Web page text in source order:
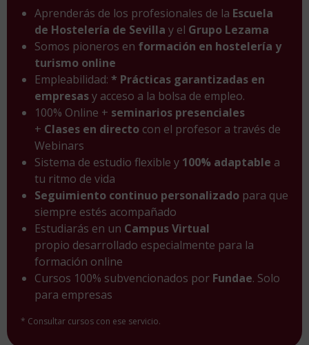
Aprenderás de los profesionales de la Escuela
de Hostelería de Sevilla y el Grupo Lezama
Somos pioneros en formación en hostelería y
turismo online
Empleabilidad: * Prácticas garantizadas en
empresasy acceso a la bolsa de empleo.
100% Online + seminarios presenciales
+ Clases en directo con el profesor a través de
Webinars
Sistema de estudio flexible y 100% adaptable a
tu ritmo de vida
Seguimiento continuo personalizado para que
siempre estés acompañado
Estudiarás en un Campus Virtual
propio desarrollado especialmente para la
formación online
Cursos 100% subvencionados por Fundae. Solo
para empresas
* Consultar cursos con ese servicio.